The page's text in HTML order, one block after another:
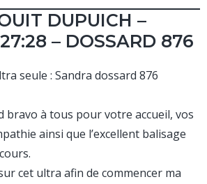
DUPUICH –
– DOSSARD 876
seule : Sandra dossard 876
bravo à tous pour votre accueil, vos
ainsi que l’excellent balisage
cet ultra afin de commencer ma